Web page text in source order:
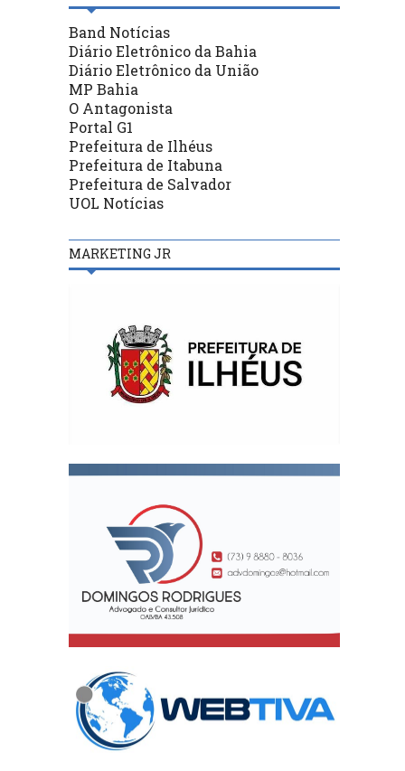
Band Notícias
Diário Eletrônico da Bahia
Diário Eletrônico da União
MP Bahia
O Antagonista
Portal G1
Prefeitura de Ilhéus
Prefeitura de Itabuna
Prefeitura de Salvador
UOL Notícias
MARKETING JR